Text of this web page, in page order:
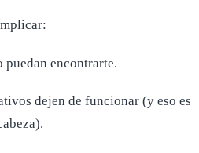
puedan encontrarte.
dejen de funcionar (y eso es